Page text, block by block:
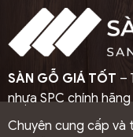
SÀN GỖ GIÁ TỐT –
nhựa SPC chính hãng
Chuyên cung cấp và